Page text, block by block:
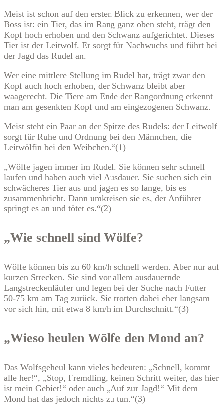
Meist ist schon auf den ersten Blick zu erkennen, wer der
Boss ist: ein Tier, das im Rang ganz oben steht, trägt den
Kopf hoch erhoben und den Schwanz aufgerichtet. Dieses
Tier ist der Leitwolf. Er sorgt für Nachwuchs und führt bei
der Jagd das Rudel an.
Wer eine mittlere Stellung im Rudel hat, trägt zwar den
Kopf auch hoch erhoben, der Schwanz bleibt aber
waagerecht. Die Tiere am Ende der Rangordnung erkennt
man am gesenkten Kopf und am eingezogenen Schwanz.
Meist steht ein Paar an der Spitze des Rudels: der Leitwolf
sorgt für Ruhe und Ordnung bei den Männchen, die
Leitwölfin bei den Weibchen.“(1)
„Wölfe jagen immer im Rudel. Sie können sehr schnell
laufen und haben auch viel Ausdauer. Sie suchen sich ein
schwächeres Tier aus und jagen es so lange, bis es
zusammenbricht. Dann umkreisen sie es, der Anführer
springt es an und tötet es.“(2)
„Wie schnell sind Wölfe?
Wölfe können bis zu 60 km/h schnell werden. Aber nur auf
kurzen Strecken. Sie sind vor allem ausdauernde
Langstreckenläufer und legen bei der Suche nach Futter
50-75 km am Tag zurück. Sie trotten dabei eher langsam
vor sich hin, mit etwa 8 km/h im Durchschnitt.“(3)
„Wieso heulen Wölfe den Mond an?
Das Wolfsgeheul kann vieles bedeuten: „Schnell, kommt
alle her!“, „Stop, Fremdling, keinen Schritt weiter, das hier
ist mein Gebiet!“ oder auch „Auf zur Jagd!“ Mit dem
Mond hat das jedoch nichts zu tun.“(3)